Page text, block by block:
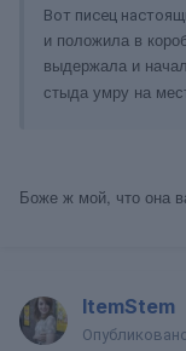
Вот писец
и положила в
выдержала и
стыда умру на
Боже ж мой, что она
ItemStem